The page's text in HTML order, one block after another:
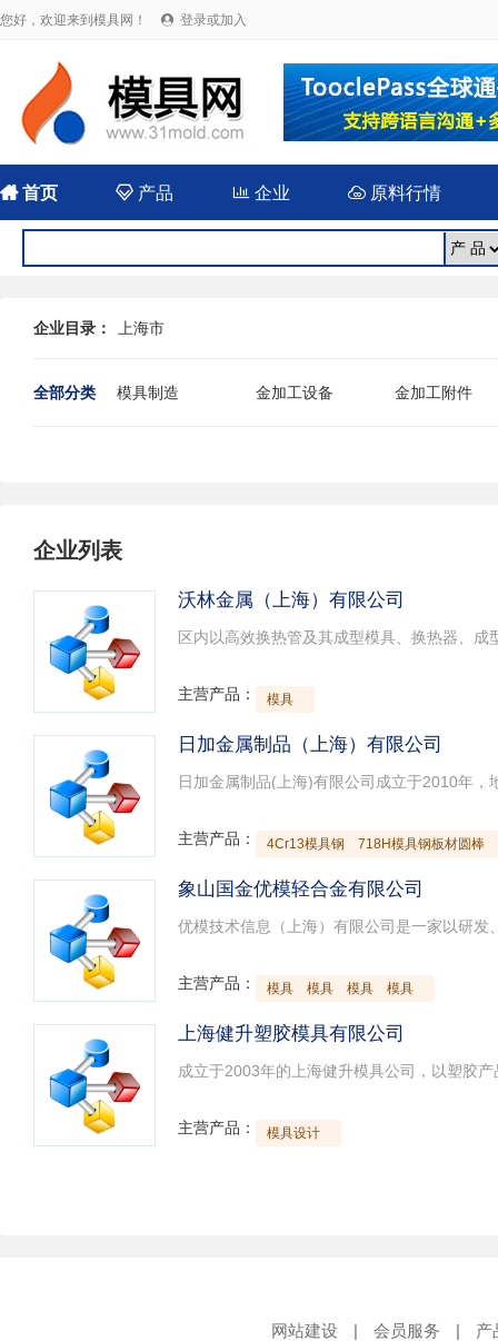
您好，欢迎来到模具网！  登录或加入
首页  产品 企业 原料行情
企业目录： 上海市
全部分类 模具制造 金加工设备
金加工附件
企业列表
沃林金属（上海）有限公司
主营产品： 模具
日加金属制品（上海）有限公司
主营产品： 4Cr13模具钢 718H模具钢板材圆棒
象山国金优模轻合金有限公司
主营产品： 模具 模具 模具 模具
上海健升塑胶模具有限公司
主营产品： 模具设计
网站建设 | 会员服务 | 产